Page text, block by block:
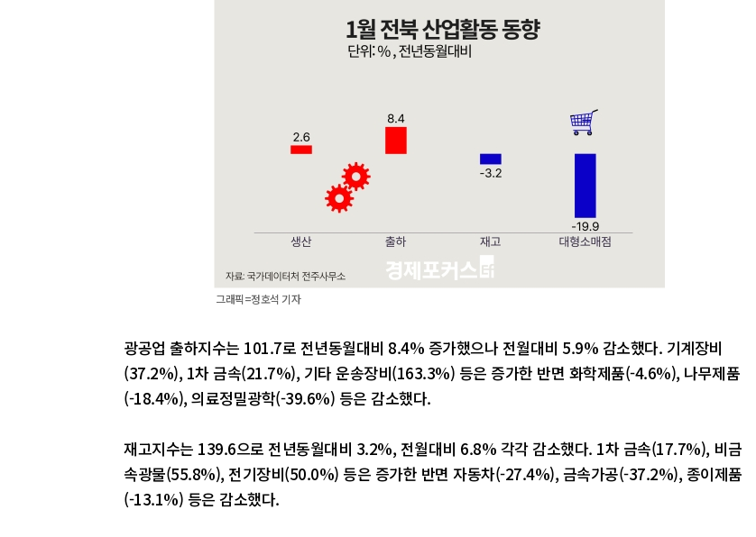
그래픽=정호석 기자
광공업 출하지수는 101.7로 전년동월대비 8.4% 증가했으나 전월대비 5.9% 감소했다. 기계장비
(37.2%), 1차 금속(21.7%), 기타 운송장비(163.3%) 등은 증가한 반면 화학제품(-4.6%), 나무제품
(-18.4%), 의료정밀광학(-39.6%) 등은 감소했다.
재고지수는 139.6으로 전년동월대비 3.2%, 전월대비 6.8% 각각 감소했다. 1차 금속(17.7%), 비금
속광물(55.8%), 전기장비(50.0%) 등은 증가한 반면 자동차(-27.4%), 금속가공(-37.2%), 종이제품
(-13.1%) 등은 감소했다.